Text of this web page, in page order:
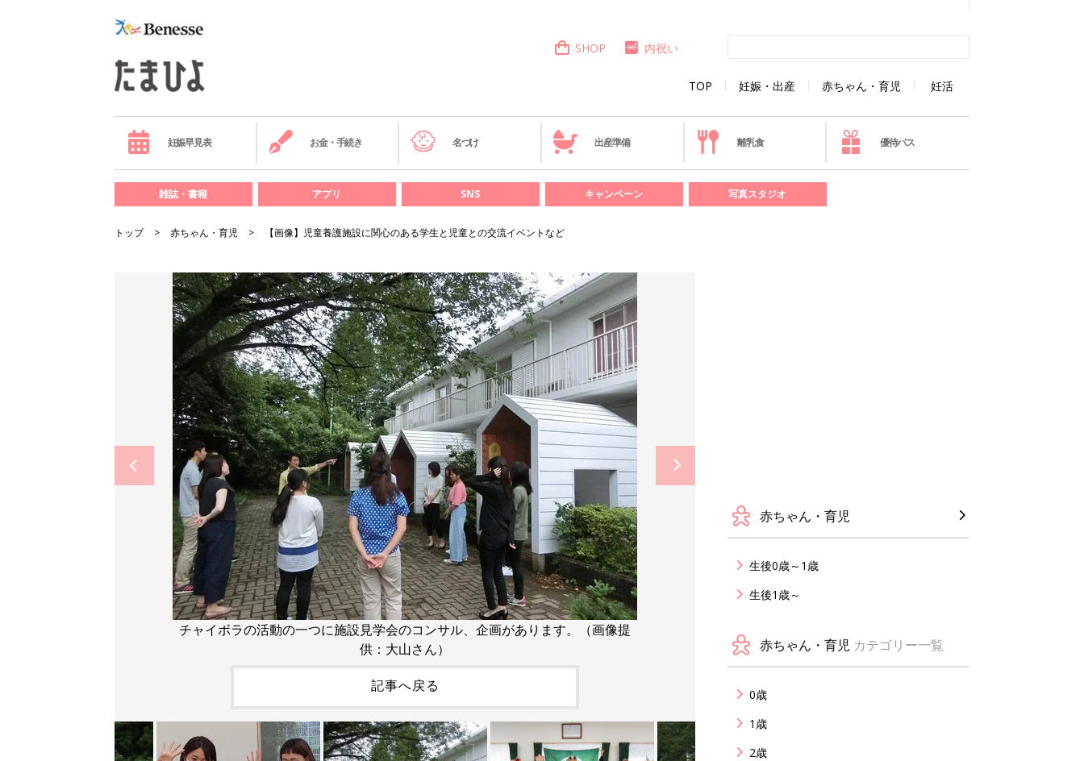
TOP 妊娠・出産 赤ちゃん・育児 妊活
SHOP 内祝い
妊娠早見表 お金・手続き 名づけ 出産準備 離乳食 優待パス
雑誌・書籍 アプリ SNS キャンペーン 写真スタジオ
トップ 赤ちゃん・育児 【画像】児童養護施設に関心のある学生と児童との交流イベントなど
チャイボラの活動の一つに施設見学会のコンサル、企画があります。（画像提
供：大山さん）
記事へ戻る
赤ちゃん・育児
生後0歳～1歳
生後1歳～
赤ちゃん・育児 カテゴリー一覧
0歳
1歳
2歳